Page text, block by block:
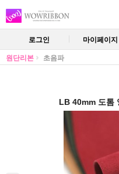
로그인 마이페이지
원단리본 초음파
LB 40mm 도톰